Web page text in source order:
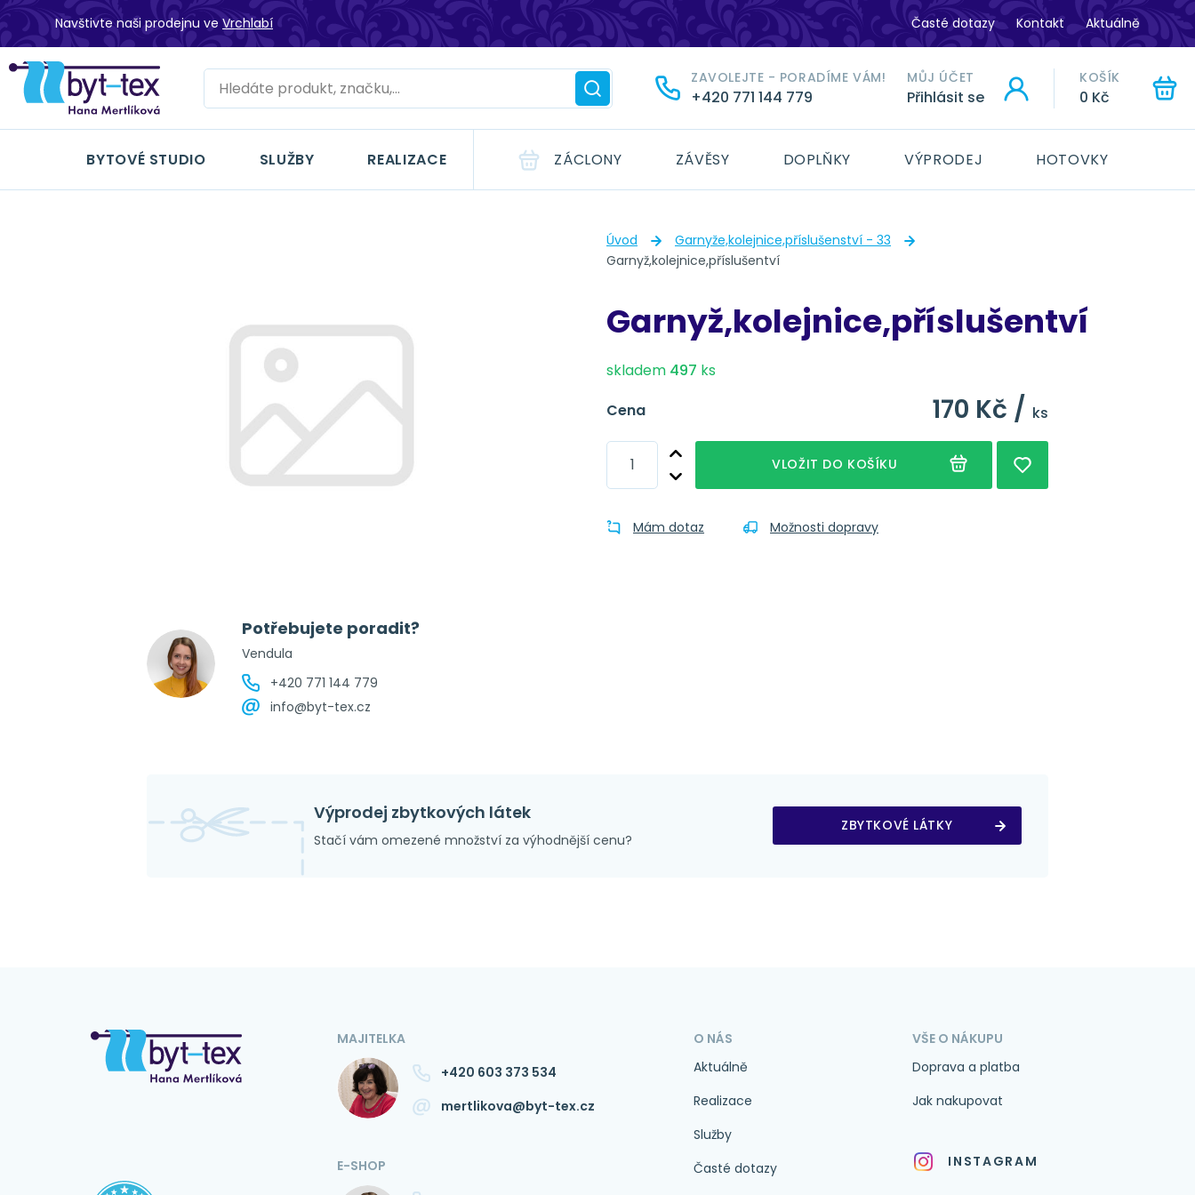
Navštivte naši prodejnu ve Vrchlabí Časté dotazy Kontakt Aktuálně
ZAVOLEJTE - PORADÍME VÁM!
+420 771 144 779
MŮJ ÚČET
Přihlásit se
KOŠÍK
0 Kč
BYTOVÉ STUDIO SLUŽBY REALIZACE ZÁCLONY ZÁVĚSY DOPLŇKY VÝPRODEJ HOTOVKY
HLEDAT
Úvod
Garnyže,kolejnice,příslušenství - 33
Garnyž,kolejnice,příslušentví
Garnyž,kolejnice,příslušentví
Potřebujete poradit?
Vendula
+420 771 144 779
info@byt-tex.cz
skladem 497 ks
Cena
170 Kč / ks
VLOŽIT DO KOŠÍKU
Mám dotaz Možnosti dopravy
Výprodej zbytkových látek
Stačí vám omezené množství za výhodnější cenu?
ZBYTKOVÉ LÁTKY
MAJITELKA
+420 603 373 534
mertlikova@byt-tex.cz
E-SHOP
O NÁS
Aktuálně
Realizace
Služby
Časté dotazy
VŠE O NÁKUPU
Doprava a platba
Jak nakupovat
INSTAGRAM